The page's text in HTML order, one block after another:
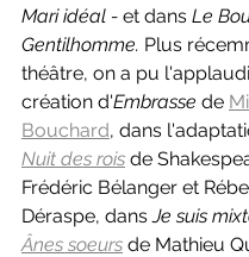
Mari idéal - et dans Le
Gentilhomme. Plus
théâtre, on a pu
création d'Embrasse de
Bouchard, dans
Nuit des rois de
Frédéric Bélanger et
Déraspe, dans Je suis
Ânes soeurs de Mathieu